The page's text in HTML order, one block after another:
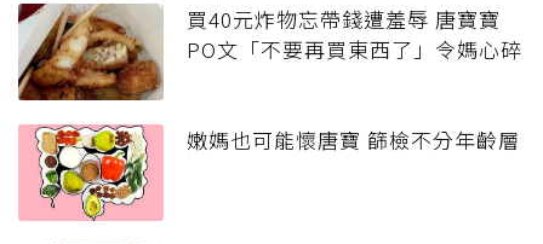
買40元炸物忘帶錢遭羞辱 唐寶寶
PO文「不要再買東西了」令媽心碎
嫩媽也可能懷唐寶 篩檢不分年齡層